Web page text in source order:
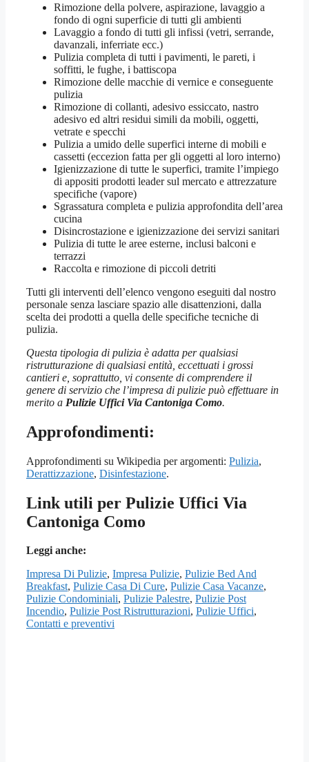
Rimozione della polvere, aspirazione, lavaggio a
fondo di ogni superficie di tutti gli ambienti
Lavaggio a fondo di tutti gli infissi (vetri, serrande,
davanzali, inferriate ecc.)
Pulizia completa di tutti i pavimenti, le pareti, i
soffitti, le fughe, i battiscopa
Rimozione delle macchie di vernice e conseguente
pulizia
Rimozione di collanti, adesivo essiccato, nastro
adesivo ed altri residui simili da mobili, oggetti,
vetrate e specchi
Pulizia a umido delle superfici interne di mobili e
cassetti (eccezion fatta per gli oggetti al loro interno)
Igienizzazione di tutte le superfici, tramite l’impiego
di appositi prodotti leader sul mercato e attrezzature
specifiche (vapore)
Sgrassatura completa e pulizia approfondita dell’area
cucina
Disincrostazione e igienizzazione dei servizi sanitari
Pulizia di tutte le aree esterne, inclusi balconi e
terrazzi
Raccolta e rimozione di piccoli detriti
Tutti gli interventi dell’elenco vengono eseguiti dal nostro
personale senza lasciare spazio alle disattenzioni, dalla
scelta dei prodotti a quella delle specifiche tecniche di
pulizia.
Questa tipologia di pulizia è adatta per qualsiasi
ristrutturazione di qualsiasi entità, eccettuati i grossi
cantieri e, soprattutto, vi consente di comprendere il
genere di servizio che l’impresa di pulizie può effettuare in
merito a Pulizie Uffici Via Cantoniga Como.
Approfondimenti:
Approfondimenti su Wikipedia per argomenti: Pulizia,
Derattizzazione, Disinfestazione.
Link utili per Pulizie Uffici Via
Cantoniga Como
Leggi anche:
Impresa Di Pulizie, Impresa Pulizie, Pulizie Bed And
Breakfast, Pulizie Casa Di Cure, Pulizie Casa Vacanze,
Pulizie Condominiali, Pulizie Palestre, Pulizie Post
Incendio, Pulizie Post Ristrutturazioni, Pulizie Uffici,
Contatti e preventivi